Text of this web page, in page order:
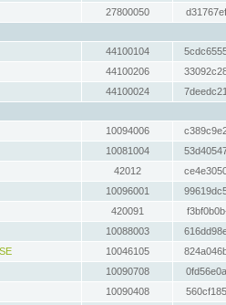
27800050
44100104
44100206
44100024
10094006
10081004
42012
10096001
420091
10088003
10046105
10090708
10090408